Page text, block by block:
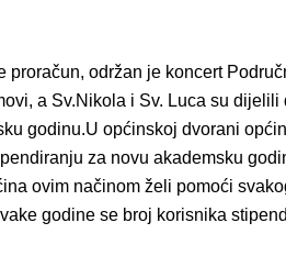
održan je koncert
a Sv.Nikola i Sv. Luca su
godinu.U općinskoj dvorani
za novu akademsku
ovim načinom želi pomoći
godine se broj korisnika